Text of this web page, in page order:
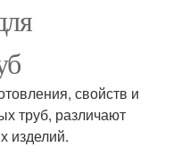
Фитинги для трубы
Фитинги для
водоснабжения
свойств и
труб, различают
изделий.